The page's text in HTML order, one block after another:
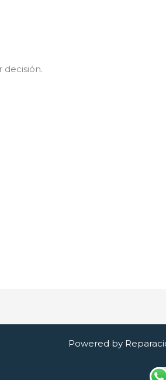
decisión.
Powered by